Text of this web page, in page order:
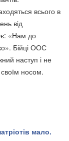
всього в
від
«Нам до
Бійці ООС
наступ і не
своїм носом.
мало.